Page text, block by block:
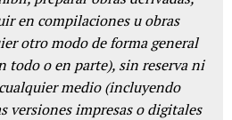
en compilaciones u obras
otro modo de forma general
todo o en parte), sin reserva ni
medio (incluyendo
versiones impresas o digitales